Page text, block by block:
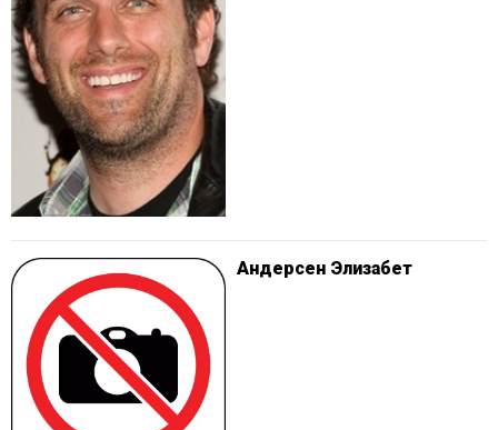
Андерсен Элизабет